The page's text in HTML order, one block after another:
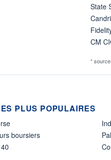
State
CM
*
PLUS POPULAIRES
boursiers